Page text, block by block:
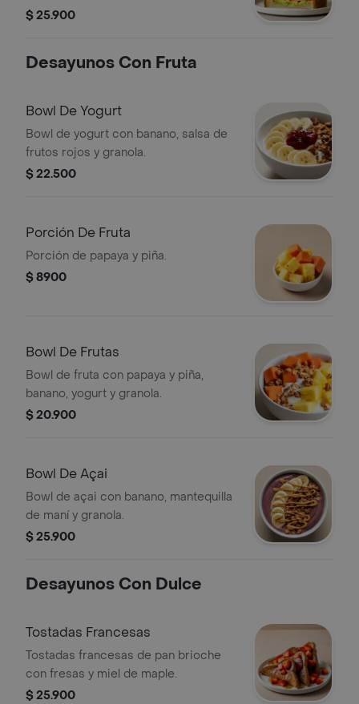
mayonesa picante.
$ 25.900
Desayunos Con Fruta
Bowl De Yogurt
Bowl de yogurt con banano, salsa de
frutos rojos y granola.
$ 22.500
Porción De Fruta
Porción de papaya y piña.
$ 8900
Bowl De Frutas
Bowl de fruta con papaya y piña,
banano, yogurt y granola.
$ 20.900
Bowl De Açai
Bowl de açai con banano, mantequilla
de maní y granola.
$ 25.900
Desayunos Con Dulce
Tostadas Francesas
Tostadas francesas de pan brioche
con fresas y miel de maple.
$ 25.900